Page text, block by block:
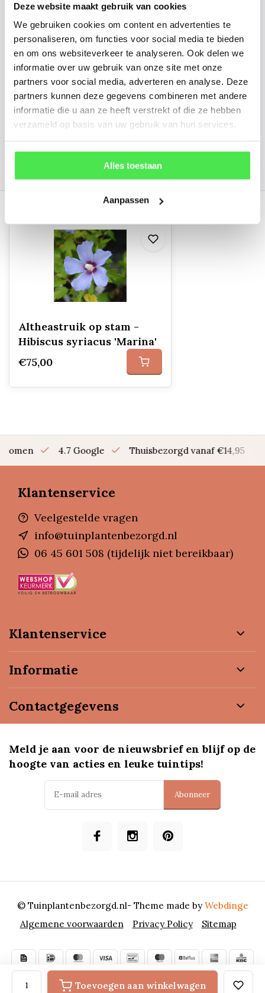
Deze website maakt gebruik van cookies
We gebruiken cookies om content en advertenties te
personaliseren, om functies voor social media te bieden
en om ons websiteverkeer te analyseren. Ook delen we
informatie over uw gebruik van onze site met onze
partners voor social media, adverteren en analyse. Deze
partners kunnen deze gegevens combineren met andere
informatie die u aan ze heeft verstrekt of die ze hebben
verzameld op basis van uw gebruik van hun services.
Alles toestaan
Aanpassen
Toevoegen aan winkelwagen
vorm. Wilt u weten hoe uw plant of
boom er ongeveer eruit ziet? We
kunnen u een foto sturen.
info@tuinplantenbezorgd.nl
06 45 601 508 (tijdelijk niet bereikbaar)
customers give us a 4.7/
Recent bekeken
Altheastruik op stam -
Hibiscus syriacus 'Marina'
€75,00
bomen 4.7 Google Thuisbezorgd vanaf €14,95
Klantenservice
Veelgestelde vragen
info@tuinplantenbezorgd.nl
06 45 601 508 (tijdelijk niet bereikbaar)
Klantenservice
Informatie
Contactgegevens
Meld je aan voor de nieuwsbrief en blijf op de
hoogte van acties en leuke tuintips!
Abonneer
Algemene voorwaarden Privacy Policy Sitemap
© Tuinplantenbezorgd.nl- Theme made byWebdinge